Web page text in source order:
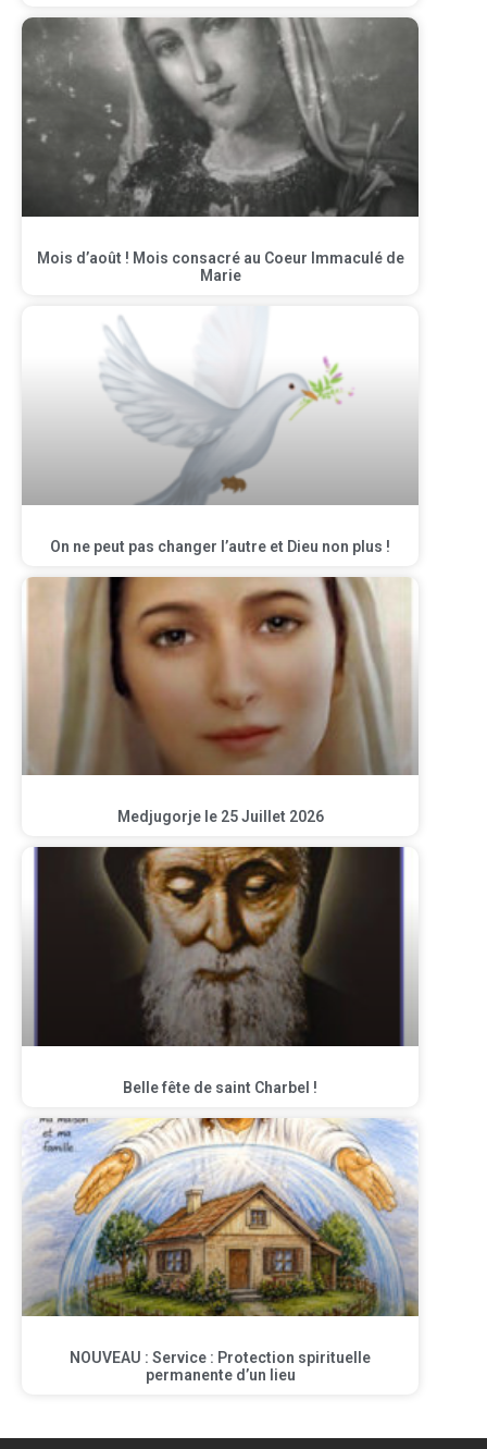
Mois d’août ! Mois consacré au Coeur Immaculé de
Marie
On ne peut pas changer l’autre et Dieu non plus !
Medjugorje le 25 Juillet 2026
Belle fête de saint Charbel !
NOUVEAU : Service : Protection spirituelle
permanente d’un lieu